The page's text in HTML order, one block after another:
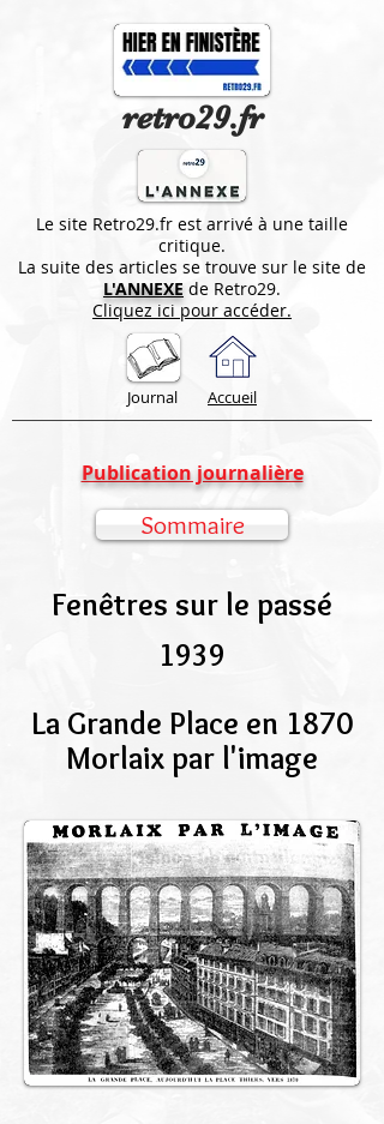
retro29.fr
Le site Retro29.fr est arrivé à une taille
critique.
La suite des articles se trouve sur le site de
L'ANNEXE de Retro29.
Cliquez ici pour accéder.
Journal Accueil
Publication journalière
Fenêtres sur le passé
1939
La Grande Place en 1870
Morlaix par l'image
Sommaire